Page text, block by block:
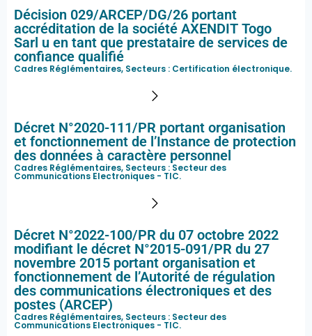
Décision 029/ARCEP/DG/26 portant
accréditation de la société AXENDIT Togo
Sarl u en tant que prestataire de services de
confiance qualifié
Cadres Réglémentaires, Secteurs : Certification électronique.
Décret N°2020-111/PR portant organisation
et fonctionnement de l’Instance de protection
des données à caractère personnel
Cadres Réglémentaires, Secteurs : Secteur des
Communications Electroniques - TIC.
Décret N°2022-100/PR du 07 octobre 2022
modifiant le décret N°2015-091/PR du 27
novembre 2015 portant organisation et
fonctionnement de l’Autorité de régulation
des communications électroniques et des
postes (ARCEP)
Cadres Réglémentaires, Secteurs : Secteur des
Communications Electroniques - TIC.